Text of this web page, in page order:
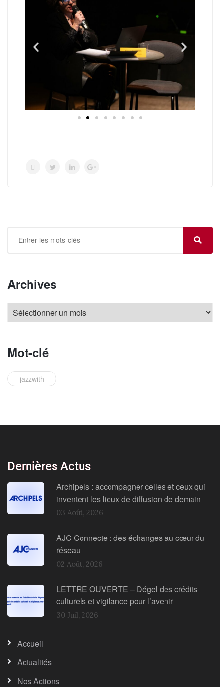
Archives
Mot-clé
jazzwith
Dernières Actus
Archipels : accompagner celles et ceux qui
inventent les lieux de diffusion de demain
03 Août, 2026
AJC Connecte : des échanges au cœur du
réseau
02 Août, 2026
LETTRE OUVERTE – Dégel des crédits
culturels et vigilance pour l’avenir
30 Juil, 2026
Accueil
Actualités
Nos Actions